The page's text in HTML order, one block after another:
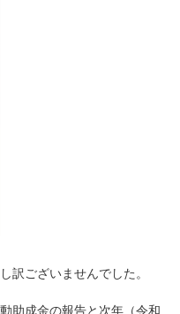
訳ございませんでした。
助成金の報告と次年（令和